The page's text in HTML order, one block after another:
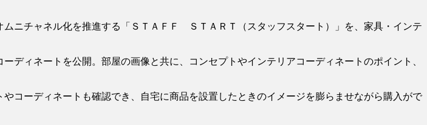
ニチャネル化を推進する「ＳＴＡＦＦ ＳＴＡＲＴ（スタッフスタート）」を、家具・インテ
ィネートを公開。部屋の画像と共に、コンセプトやインテリアコーディネートのポイント、
コーディネートも確認でき、自宅に商品を設置したときのイメージを膨らませながら購入がで